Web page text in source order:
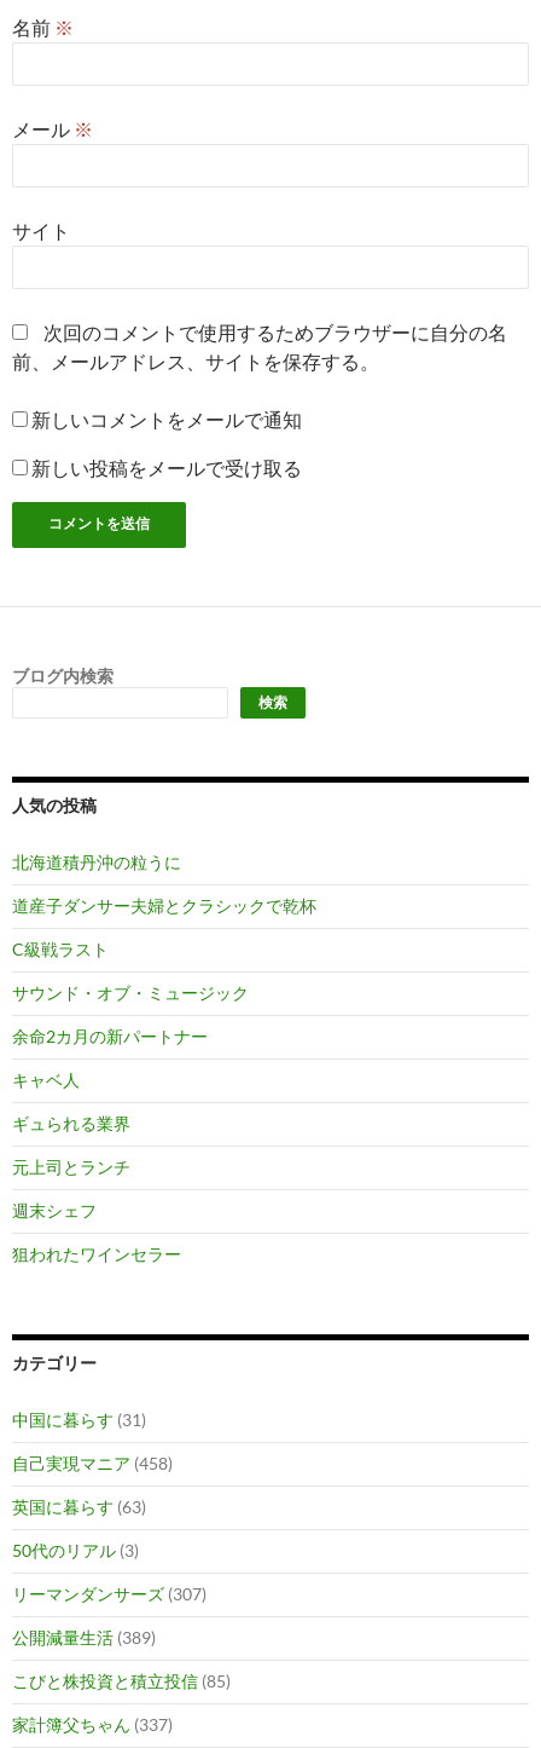
名前 ※
メール ※
サイト
次回のコメントで使用するためブラウザーに自分の名
前、メールアドレス、サイトを保存する。
新しいコメントをメールで通知
新しい投稿をメールで受け取る
ブログ内検索
検索
人気の投稿
北海道積丹沖の粒うに
道産子ダンサー夫婦とクラシックで乾杯
C級戦ラスト
サウンド・オブ・ミュージック
余命2カ月の新パートナー
キャベ人
ギュられる業界
元上司とランチ
週末シェフ
狙われたワインセラー
カテゴリー
中国に暮らす (31)
自己実現マニア (458)
英国に暮らす (63)
50代のリアル (3)
リーマンダンサーズ (307)
公開減量生活 (389)
こびと株投資と積立投信 (85)
家計簿父ちゃん (337)